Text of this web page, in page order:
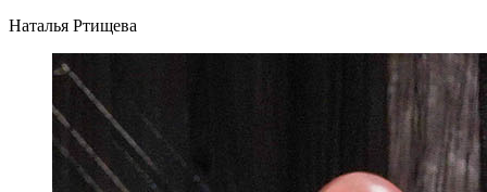
Наталья Ртищева